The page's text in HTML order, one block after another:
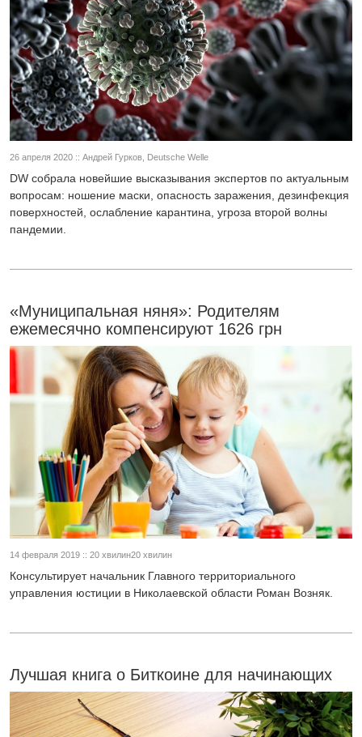
26 апреля 2020 :: Андрей Гурков, Deutsche Welle
DW собрала новейшие высказывания экспертов по актуальным
вопросам: ношение маски, опасность заражения, дезинфекция
поверхностей, ослабление карантина, угроза второй волны
пандемии.
«Муниципальная няня»: Родителям
ежемесячно компенсируют 1626 грн
14 февраля 2019 :: 20 хвилин20 хвилин
Консультирует начальник Главного территориального
управления юстиции в Николаевской области Роман Возняк.
Лучшая книга о Биткоине для начинающих